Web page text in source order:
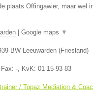
plaats Offingawier, maar wel
Google maps ▼
BW Leeuwarden (Friesland)
-, KvK: 01 15 93 83
/ Topaz Mediation &